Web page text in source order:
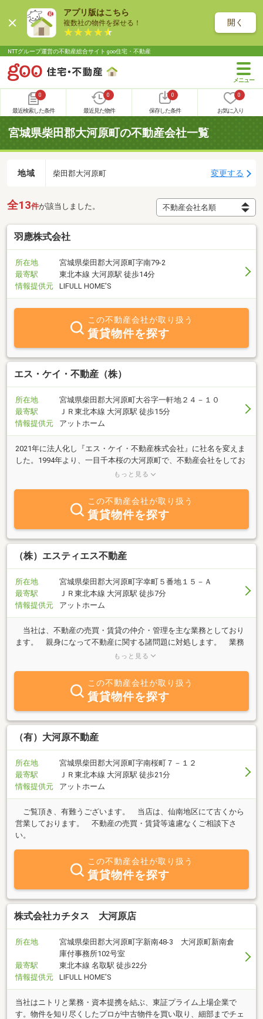
アプリ版はこちら
複数社の物件を探せる！ 開く
NTTグループ運営の不動産総合サイト goo住宅・不動産
0
最近検索した条件
0
最近見た物件
0
保存した条件
0
お気に入り
宮城県柴田郡大河原町の不動産会社一覧
地域 柴田郡大河原町 変更する
全13件が該当しました。
羽應株式会社
所在地
宮城県柴田郡大河原町字南79-2
最寄駅
東北本線 大河原駅 徒歩14分
情報提供元
LIFULL HOME'S
この不動産会社が取り扱う
賃貸物件を探す
エス・ケイ・不動産（株）
所在地
宮城県柴田郡大河原町大谷字一軒地２４－１０
最寄駅
ＪＲ東北本線 大河原駅 徒歩15分
情報提供元
アットホーム
2021年に法人化し『エス・ケイ・不動産株式会社』に社名を変えま
した。1994年より、一目千本桜の大河原町で、不動産会社をしてお
ります。不動産業30年以上の大ベテランの.社長を筆頭に、全員が
を買いたい●土地を売りたい●土地の有効活用が知りたい●アパート
経営したい●賃貸物件の管理をしてほしい●相続対策がしたい等、な
ど.、不動産でお困りの方は、お気軽にご相談ください。親切・丁寧
にご相談に応じます。
もっと見る
この不動産会社が取り扱う
賃貸物件を探す
（株）エスティエス不動産
所在地
宮城県柴田郡大河原町字幸町５番地１５－Ａ
最寄駅
ＪＲ東北本線 大河原駅 徒歩7分
情報提供元
アットホーム
当社は、不動産の売買・賃貸の仲介・管理を主な業務としており
ます。 親身になって不動産に関する諸問題に対処します。 業務
経験約30年 様々な実績たら経験を還元します。「売りたい」「買
もっと見る
この不動産会社が取り扱う
賃貸物件を探す
（有）大河原不動産
所在地
宮城県柴田郡大河原町字南桜町７－１２
最寄駅
ＪＲ東北本線 大河原駅 徒歩21分
情報提供元
アットホーム
ご覧頂き、有難うございます。 当店は、仙南地区にて古くから
営業しております。 不動産の売買・賃貸等遠慮なくご相談下さ
い。
この不動産会社が取り扱う
賃貸物件を探す
株式会社カチタス 大河原店
所在地
宮城県柴田郡大河原町字新南48-3 大河原町新南倉
庫付事務所102号室
最寄駅
東北本線 名取駅 徒歩22分
情報提供元
LIFULL HOME'S
当社はニトリと業務・資本提携を結ぶ、東証プライム上場企業で
す。物件を知り尽くしたプロが中古物件を買い取り、細部までチェ